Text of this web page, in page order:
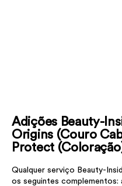
Adições Beauty-
Origins (Couro
Protect
Qualquer serviço Beauty-
os seguintes complementos: